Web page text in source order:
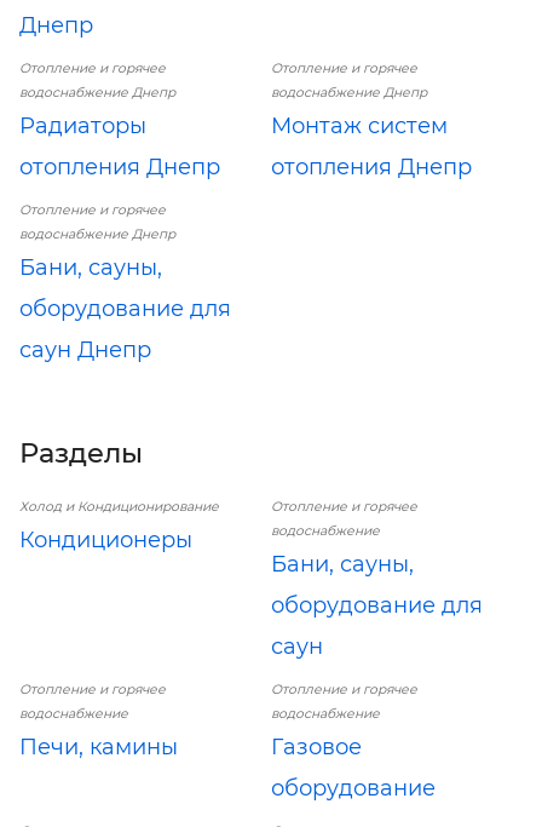
Днепр
Отопление и горячее
водоснабжение Днепр
Радиаторы
отопления Днепр
Отопление и горячее
водоснабжение Днепр
Монтаж систем
отопления Днепр
Отопление и горячее
водоснабжение Днепр
Бани, сауны,
оборудование для
саун Днепр
Разделы
Холод и Кондиционирование
Кондиционеры
Отопление и горячее
водоснабжение
Бани, сауны,
оборудование для
саун
Отопление и горячее
водоснабжение
Печи, камины
Отопление и горячее
водоснабжение
Газовое
оборудование